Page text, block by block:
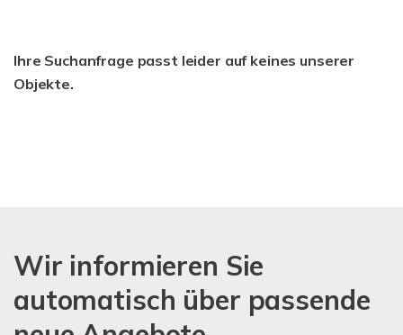
Ihre Suchanfrage passt leider auf keines unserer
Objekte.
Wir informieren Sie
automatisch über passende